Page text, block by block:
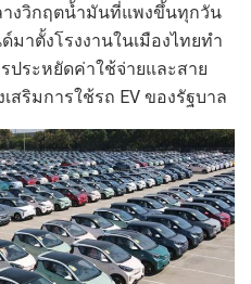
างวิกฤตน้ำมันที่แพงขึ้นทุกวัน
มาตั้งโรงงานในเมืองไทยทำ
ประหยัดค่าใช้จ่ายและสาย
สริมการใช้รถ EV ของรัฐบาล